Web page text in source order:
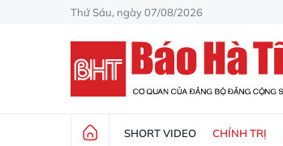
Thứ Sáu, ngày 07/08/2026
SHORT VIDEO CHÍNH TRỊ